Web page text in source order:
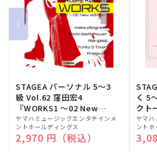
STAGEA パーソナル 5～3
級 Vol.62 窪田宏4
『WORKS1 ～02 New
edition～』
販
売
元:
ヤマハミュージックエンタテインメ
ントホールディングス
通常価格
2,970 円（税込）
く 5
クト
ック
販
売
元:
ヤマハ
ント
通